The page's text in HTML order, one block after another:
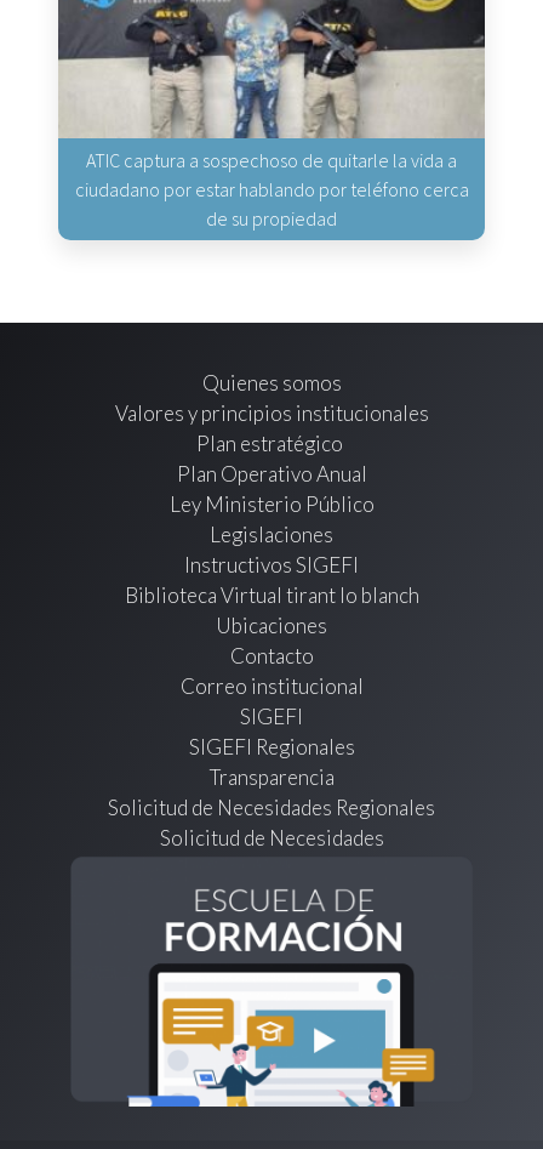
ATIC captura a sospechoso de quitarle la vida a
ciudadano por estar hablando por teléfono cerca
de su propiedad
Quienes somos
Valores y principios institucionales
Plan estratégico
Plan Operativo Anual
Ley Ministerio Público
Legislaciones
Instructivos SIGEFI
Biblioteca Virtual tirant lo blanch
Ubicaciones
Contacto
Correo institucional
SIGEFI
SIGEFI Regionales
Transparencia
Solicitud de Necesidades Regionales
Solicitud de Necesidades